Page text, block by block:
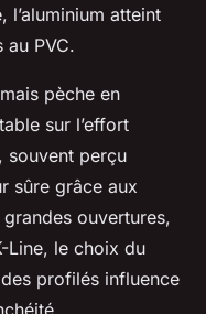
l’aluminium atteint
PVC.
pèche en
sur l’effort
souvent perçu
sûre grâce aux
ouvertures,
Line, le choix du
profilés influence